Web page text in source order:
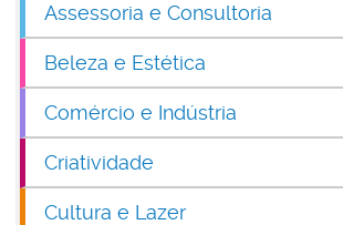
Assessoria e Consultoria
Beleza e Estética
Comércio e Indústria
Criatividade
Cultura e Lazer